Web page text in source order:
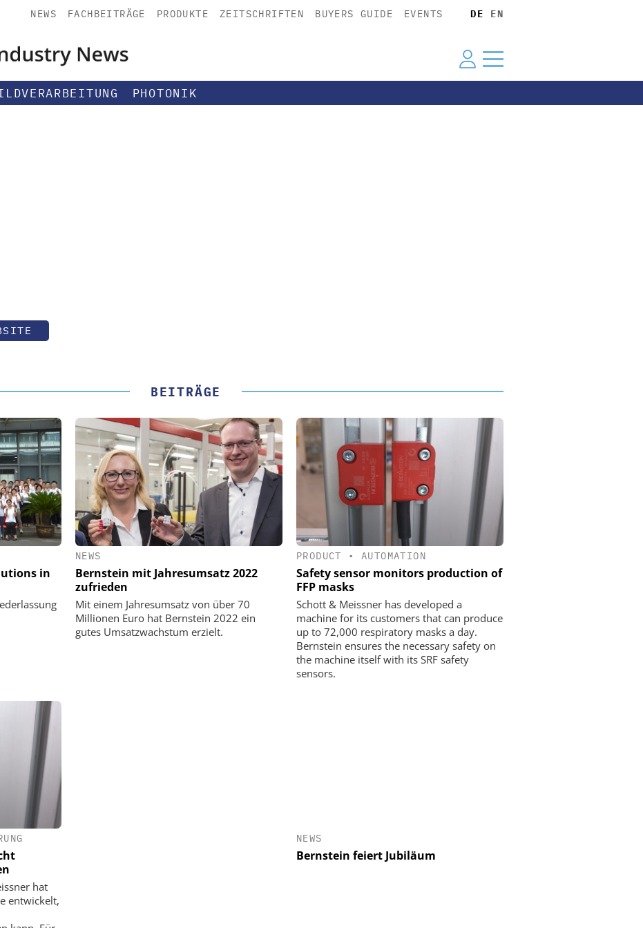
NEWS FACHBEITRÄGE PRODUKTE ZEITSCHRIFTEN BUYERS GUIDE EVENTS DE EN
PHOTONIK
BEITRÄGE
in
NEWS
Bernstein mit Jahresumsatz 2022
zufrieden
Mit einem Jahresumsatz von über 70
Millionen Euro hat Bernstein 2022 ein
gutes Umsatzwachstum erzielt.
PRODUCT •AUTOMATION
Safety sensor monitors production of
FFP masks
Schott & Meissner has developed a
machine for its customers that can produce
up to 72,000 respiratory masks a day.
Bernstein ensures the necessary safety on
the machine itself with its SRF safety
sensors.
hat
entwickelt,
NEWS
Bernstein feiert Jubiläum